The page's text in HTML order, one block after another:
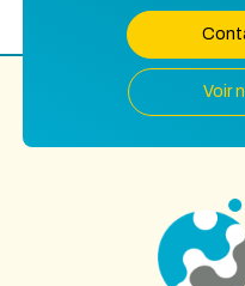
Voir